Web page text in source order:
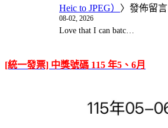
Heic to JPEG） 〉發佈留言
08-02, 2026
Love that I can batc…
[統一發票] 中獎號碼 115 年5、6月